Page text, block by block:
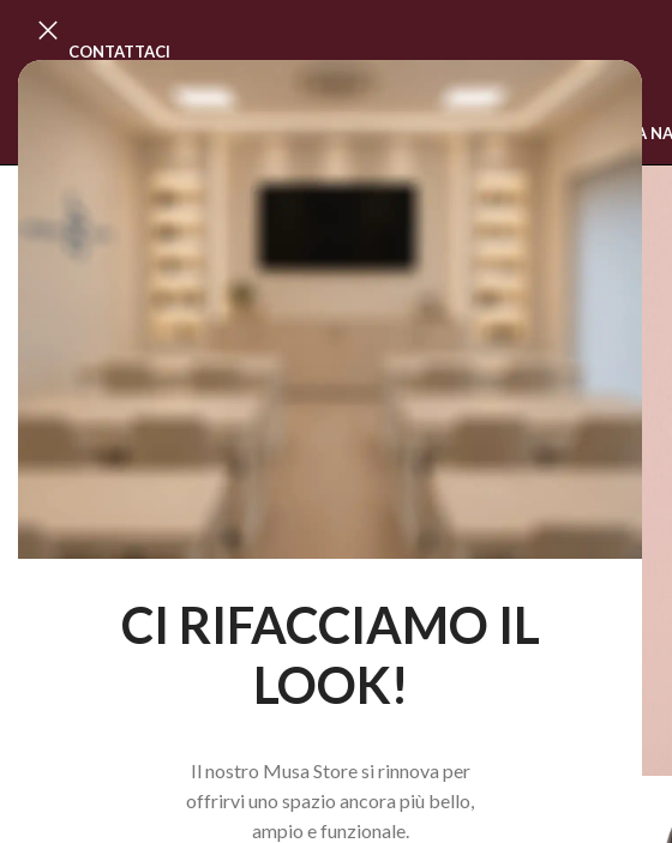
CI RIFACCIAMO IL
LOOK!
Il nostro Musa Store si rinnova per
offrirvi uno spazio ancora più bello,
ampio e funzionale.
CONTATTACI
PROGRAMMA MASTER CLASSCORSI ONLINE LINEA